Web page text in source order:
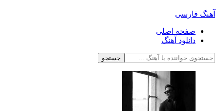
آهنگ فارسی
صفحه اصلی
دانلود آهنگ
جستجو